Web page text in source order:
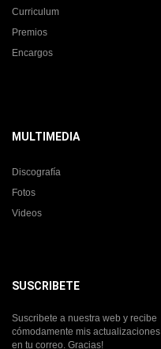
Curriculum
Premios
Encargos
MULTIMEDIA
Discografía
Fotos
Videos
SUSCRIBETE
Suscribete a nuestra web y recibe
cómodamente mis actualizaciones
en tu correo. Gracias!